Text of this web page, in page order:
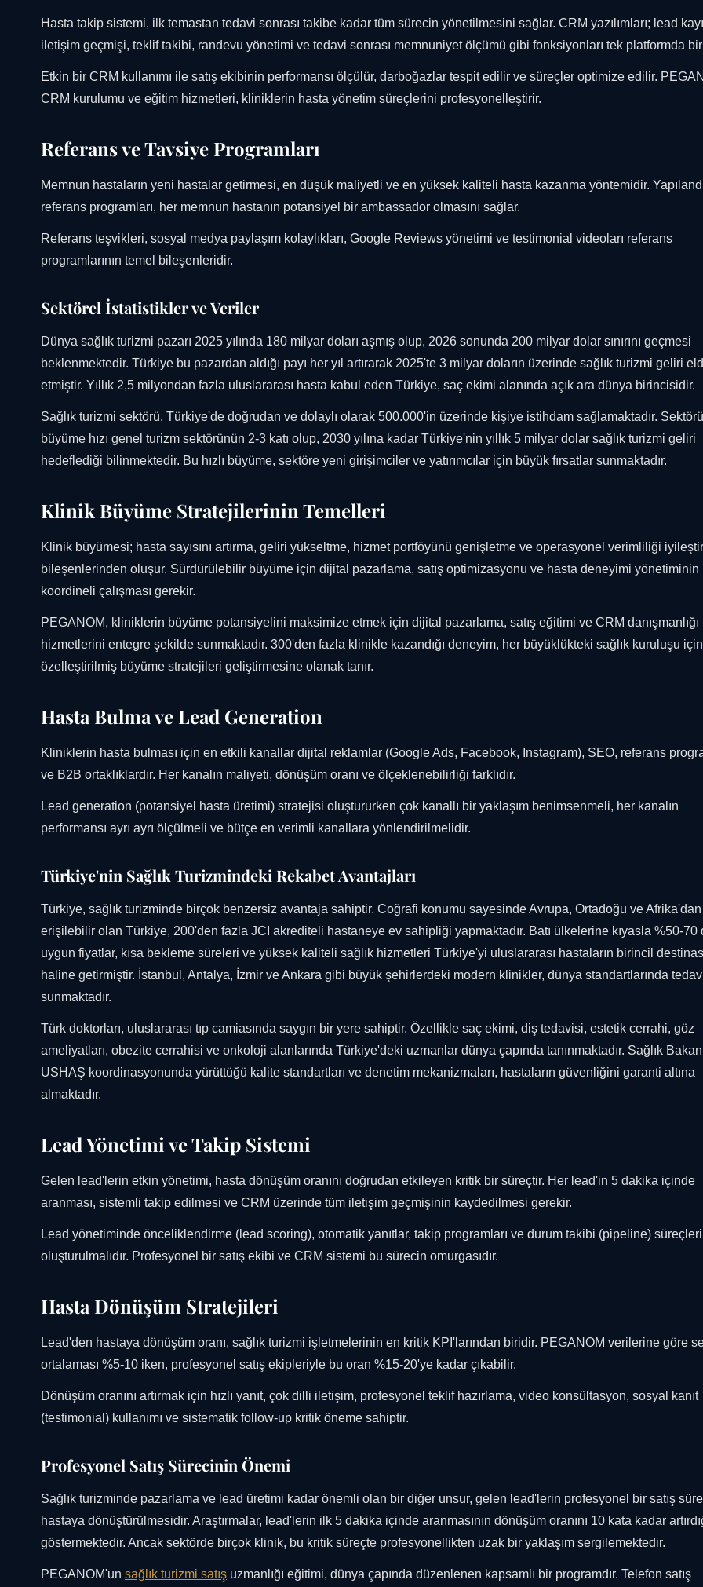
Hasta takip sistemi, ilk temastan tedavi sonrası takibe kadar tüm sürecin yönetilmesini sağlar. CRM yazılımları; lead
iletişim geçmişi, teklif takibi, randevu yönetimi ve tedavi sonrası memnuniyet ölçümü gibi fonksiyonları tek platformda
Etkin bir CRM kullanımı ile satış ekibinin performansı ölçülür, darboğazlar tespit edilir ve süreçler optimize edilir.
CRM kurulumu ve eğitim hizmetleri, kliniklerin hasta yönetim süreçlerini profesyonelleştirir.
Referans ve Tavsiye Programları
Memnun hastaların yeni hastalar getirmesi, en düşük maliyetli ve en yüksek kaliteli hasta kazanma yöntemidir.
referans programları, her memnun hastanın potansiyel bir ambassador olmasını sağlar.
Referans teşvikleri, sosyal medya paylaşım kolaylıkları, Google Reviews yönetimi ve testimonial videoları referans
programlarının temel bileşenleridir.
Sektörel İstatistikler ve Veriler
Dünya sağlık turizmi pazarı 2025 yılında 180 milyar doları aşmış olup, 2026 sonunda 200 milyar dolar sınırını geçmesi
beklenmektedir. Türkiye bu pazardan aldığı payı her yıl artırarak 2025'te 3 milyar doların üzerinde sağlık turizmi geliri
etmiştir. Yıllık 2,5 milyondan fazla uluslararası hasta kabul eden Türkiye, saç ekimi alanında açık ara dünya birincisidir.
Sağlık turizmi sektörü, Türkiye'de doğrudan ve dolaylı olarak 500.000'in üzerinde kişiye istihdam sağlamaktadır.
büyüme hızı genel turizm sektörünün 2-3 katı olup, 2030 yılına kadar Türkiye'nin yıllık 5 milyar dolar sağlık turizmi geliri
hedeflediği bilinmektedir. Bu hızlı büyüme, sektöre yeni girişimciler ve yatırımcılar için büyük fırsatlar sunmaktadır.
Klinik Büyüme Stratejilerinin Temelleri
Klinik büyümesi; hasta sayısını artırma, geliri yükseltme, hizmet portföyünü genişletme ve operasyonel verimliliği
bileşenlerinden oluşur. Sürdürülebilir büyüme için dijital pazarlama, satış optimizasyonu ve hasta deneyimi yönetiminin
koordineli çalışması gerekir.
PEGANOM, kliniklerin büyüme potansiyelini maksimize etmek için dijital pazarlama, satış eğitimi ve CRM danışmanlığı
hizmetlerini entegre şekilde sunmaktadır. 300'den fazla klinikle kazandığı deneyim, her büyüklükteki sağlık kuruluşu için
özelleştirilmiş büyüme stratejileri geliştirmesine olanak tanır.
Hasta Bulma ve Lead Generation
Kliniklerin hasta bulması için en etkili kanallar dijital reklamlar (Google Ads, Facebook, Instagram), SEO, referans
ve B2B ortaklıklardır. Her kanalın maliyeti, dönüşüm oranı ve ölçeklenebilirliği farklıdır.
Lead generation (potansiyel hasta üretimi) stratejisi oluştururken çok kanallı bir yaklaşım benimsenmeli, her kanalın
performansı ayrı ayrı ölçülmeli ve bütçe en verimli kanallara yönlendirilmelidir.
Türkiye'nin Sağlık Turizmindeki Rekabet Avantajları
Türkiye, sağlık turizminde birçok benzersiz avantaja sahiptir. Coğrafi konumu sayesinde Avrupa, Ortadoğu ve
erişilebilir olan Türkiye, 200'den fazla JCI akrediteli hastaneye ev sahipliği yapmaktadır. Batı ülkelerine kıyasla %50-70
uygun fiyatlar, kısa bekleme süreleri ve yüksek kaliteli sağlık hizmetleri Türkiye'yi uluslararası hastaların birincil
haline getirmiştir. İstanbul, Antalya, İzmir ve Ankara gibi büyük şehirlerdeki modern klinikler, dünya standartlarında
sunmaktadır.
Türk doktorları, uluslararası tıp camiasında saygın bir yere sahiptir. Özellikle saç ekimi, diş tedavisi, estetik cerrahi, göz
ameliyatları, obezite cerrahisi ve onkoloji alanlarında Türkiye'deki uzmanlar dünya çapında tanınmaktadır. Sağlık
USHAŞ koordinasyonunda yürüttüğü kalite standartları ve denetim mekanizmaları, hastaların güvenliğini garanti altına
almaktadır.
Lead Yönetimi ve Takip Sistemi
Gelen lead'lerin etkin yönetimi, hasta dönüşüm oranını doğrudan etkileyen kritik bir süreçtir. Her lead'in 5 dakika içinde
aranması, sistemli takip edilmesi ve CRM üzerinde tüm iletişim geçmişinin kaydedilmesi gerekir.
Lead yönetiminde önceliklendirme (lead scoring), otomatik yanıtlar, takip programları ve durum takibi (pipeline) süreçleri
oluşturulmalıdır. Profesyonel bir satış ekibi ve CRM sistemi bu sürecin omurgasıdır.
Hasta Dönüşüm Stratejileri
Lead'den hastaya dönüşüm oranı, sağlık turizmi işletmelerinin en kritik KPI'larından biridir. PEGANOM verilerine göre
ortalaması %5-10 iken, profesyonel satış ekipleriyle bu oran %15-20'ye kadar çıkabilir.
Dönüşüm oranını artırmak için hızlı yanıt, çok dilli iletişim, profesyonel teklif hazırlama, video konsültasyon, sosyal kanıt
(testimonial) kullanımı ve sistematik follow-up kritik öneme sahiptir.
Profesyonel Satış Sürecinin Önemi
Sağlık turizminde pazarlama ve lead üretimi kadar önemli olan bir diğer unsur, gelen lead'lerin profesyonel bir satış
hastaya dönüştürülmesidir. Araştırmalar, lead'lerin ilk 5 dakika içinde aranmasının dönüşüm oranını 10 kata kadar
göstermektedir. Ancak sektörde birçok klinik, bu kritik süreçte profesyonellikten uzak bir yaklaşım sergilemektedir.
PEGANOM'un sağlık turizmi satış uzmanlığı eğitimi, dünya çapında düzenlenen kapsamlı bir programdır. Telefon satış